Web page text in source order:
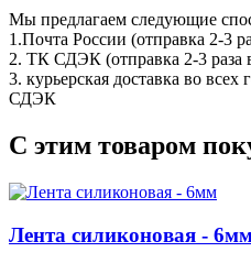
Мы предлагаем следующие
1.Почта России (отправка 2-3
2. ТК СДЭК (отправка 2-3 раза
3. курьерская доставка во всех
СДЭК
С этим товаром
Лента силиконовая -